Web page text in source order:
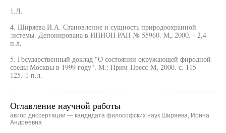
1.Л.
4. Ширяева И.А. Становление и сущность природоохранной
:истемы. Депонирована в ИНИОН РАН № 55960. М„ 2000. - 2,4
п.л.
5. Государственный доклад "О состоянии окружающей фиродной
среды Москвы в 1999 году". М.: Прим-Пресс-М, 2000. с. 115-
125.-1 п.л.
Оглавление научной работы
автор диссертации — кандидата философских наук Ширяева, Ирина
Андреевна